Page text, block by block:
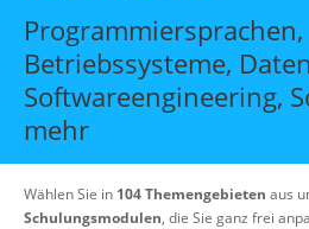
Über uns
Suche
Programmiersprachen,
Betriebssysteme,
Softwareengineering,
mehr
Wählen Sie in 104 Themengebieten aus
Schulungsmodulen, die Sie ganz frei